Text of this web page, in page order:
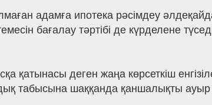
адамға ипотека рәсімдеу
бағалау тәртібі де күрделене
қатынасы деген жаңа көрсеткіш
табысына шаққанда қаншалықты ауыр